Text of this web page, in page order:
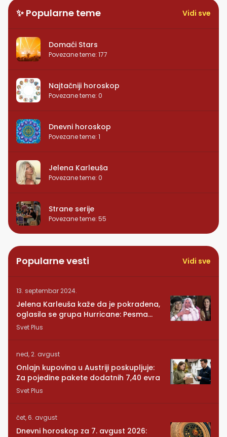
✨ Popularne teme Vidi sve
Domaći Stars
Povezane teme: 177
Najtačniji horoskop
Povezane teme: 0
Dnevni horoskop
Povezane teme: 1
Jelena Karleuša
Povezane teme: 0
Strane serije
Povezane teme: 55
Popularne vesti Vidi sve
13. septembar 2024.
Jelena Karleuša kaže da je pokradena,
oglasila se grupa Hurricane: Pesma
RUNDE je naša!
Svet Plus
ned, 2. avgust
Onlajn kupovina u Austriji poskupljuje:
Za pojedine pakete dodatnih 7,40 evra
Svet Plus
čet, 6. avgust
Dnevni horoskop za 7. avgust 2026: